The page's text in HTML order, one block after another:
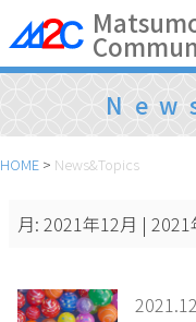
Skip
to
content
HOME > News&Topics
月: 2021年12月 | 2021